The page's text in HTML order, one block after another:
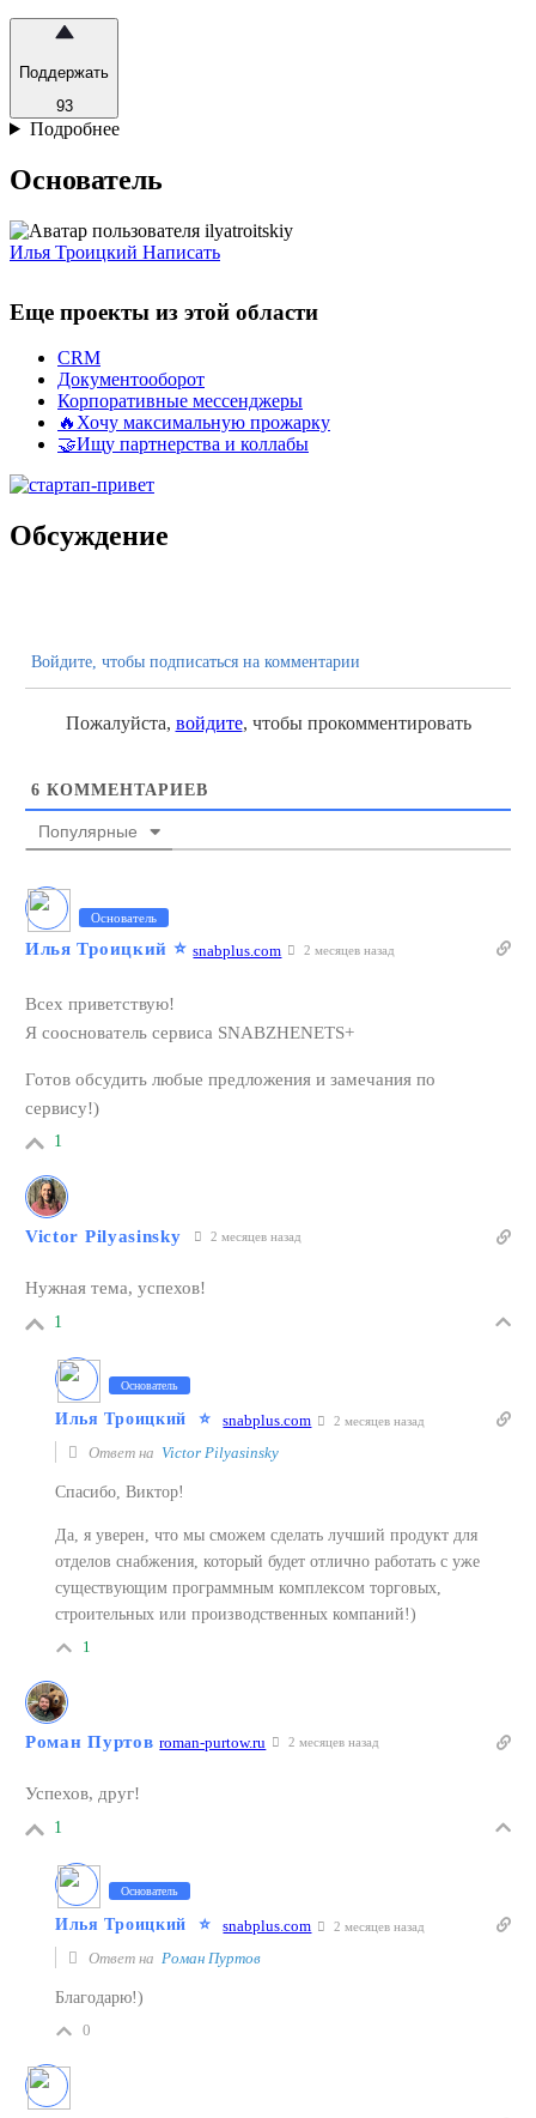
Поддержать
93
Подробнее
Основатель
Илья Троицкий Написать
Еще проекты из этой области
CRM
Документооборот
Корпоративные мессенджеры
🔥Хочу максимальную прожарку
🤝Ищу партнерства и коллабы
Обсуждение
Войдите, чтобы подписаться на комментарии
Пожалуйста, войдите, чтобы прокомментировать
6 КОММЕНТАРИЕВ
Популярные
Основатель
Илья Троицкий ⭐️ snabplus.com 2 месяцев назад
Всех приветствую!
Я сооснователь сервиса SNABZHENETS+
Готов обсудить любые предложения и замечания по
сервису!)
1
Victor Pilyasinsky 2 месяцев назад
Нужная тема, успехов!
1
Основатель
Илья Троицкий ⭐️ snabplus.com 2 месяцев назад
Ответ на Victor Pilyasinsky
Спасибо, Виктор!
Да, я уверен, что мы сможем сделать лучший продукт для
отделов снабжения, который будет отлично работать с уже
существующим программным комплексом торговых,
строительных или производственных компаний!)
1
Роман Пуртов roman-purtow.ru 2 месяцев назад
Успехов, друг!
1
Основатель
Илья Троицкий ⭐️ snabplus.com 2 месяцев назад
Ответ на Роман Пуртов
Благодарю!)
0